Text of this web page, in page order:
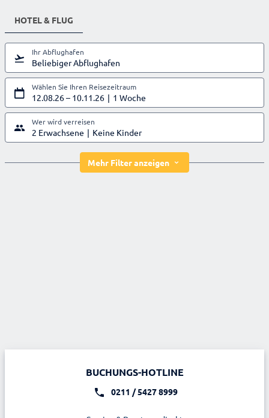
HOTEL & FLUG
Ihr Abflughafen
Beliebiger Abflughafen
Wählen Sie Ihren Reisezeitraum
12.08.26– 10.11.26 1 Woche
Wer wird verreisen
2 Erwachsene Keine Kinder
Mehr Filter anzeigen
BUCHUNGS-HOTLINE
0211 / 5427 8999